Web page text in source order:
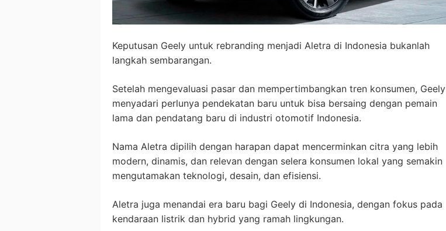
Keputusan Geely untuk rebranding menjadi Aletra di Indonesia bukanlah
langkah sembarangan.
Setelah mengevaluasi pasar dan mempertimbangkan tren konsumen, Geely
menyadari perlunya pendekatan baru untuk bisa bersaing dengan pemain
lama dan pendatang baru di industri otomotif Indonesia.
Nama Aletra dipilih dengan harapan dapat mencerminkan citra yang lebih
modern, dinamis, dan relevan dengan selera konsumen lokal yang semakin
mengutamakan teknologi, desain, dan efisiensi.
Aletra juga menandai era baru bagi Geely di Indonesia, dengan fokus pada
kendaraan listrik dan hybrid yang ramah lingkungan.